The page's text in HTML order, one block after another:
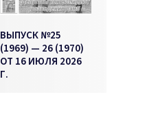
ВЫПУСК №25
(1969) — 26 (1970)
ОТ 16 ИЮЛЯ 2026
Г.